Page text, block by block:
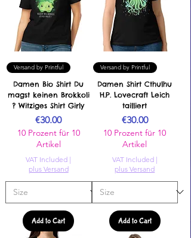
Versand by Printful
Damen Bio Shirt Du
magst keinen Brokkoli
? Witziges Shirt Girly
Price
€30.00
10 Prozent für 10
Artikel
VAT Included |
plus Versand
Add to Cart
Versand by Printful
Damen Shirt Cthulhu
H.P. Lovecraft Leich
tailliert
Price
€30.00
10 Prozent für 10
Artikel
VAT Included|
plus Versand
Add to Cart